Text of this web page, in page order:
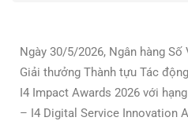
Ngày 30/5/2026, Ngân hàng
Giải thưởng Thành tựu Tác
I4 Impact Awards 2026 với
– I4 Digital Service Innovation